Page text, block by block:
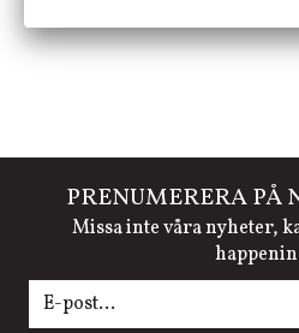
PRENUMERERA PÅ
Missa inte våra nyheter,